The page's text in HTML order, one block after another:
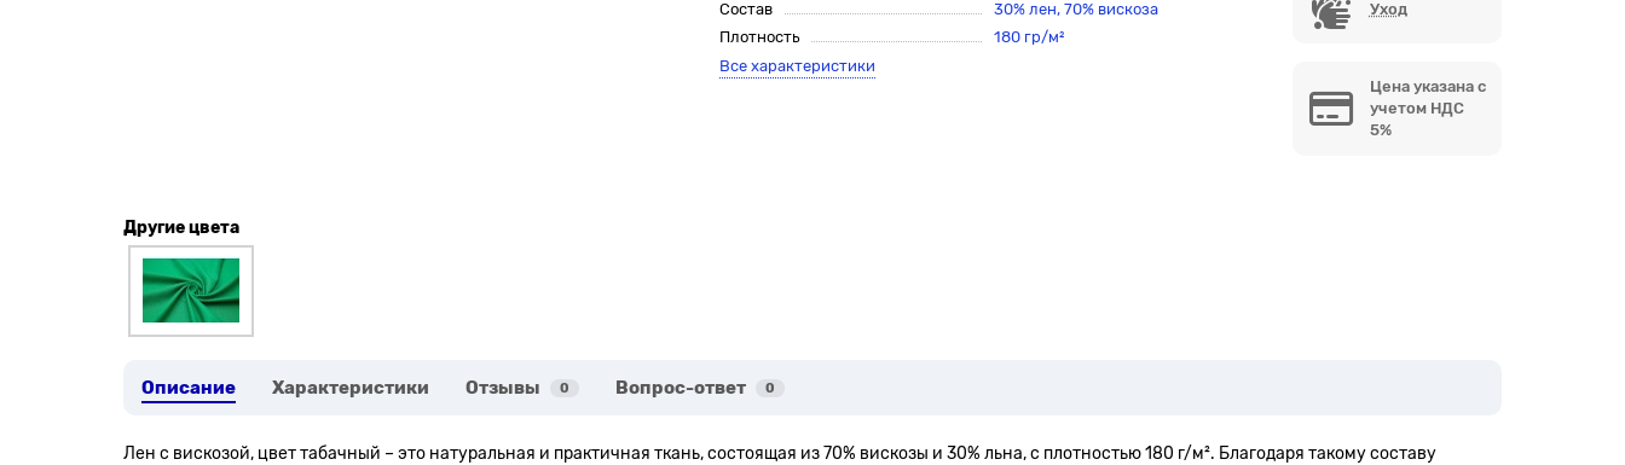
Состав
30% лен, 70% вискоза
Плотность
180 гр/м²
Все характеристики
Уход
Цена указана с
учетом НДС
5%
Другие цвета
Описание Характеристики Отзывы 0 Вопрос-ответ 0
Лен с вискозой, цвет табачный – это натуральная и практичная ткань, состоящая из 70% вискозы и 30% льна, с плотностью 180 г/м². Благодаря такому составу